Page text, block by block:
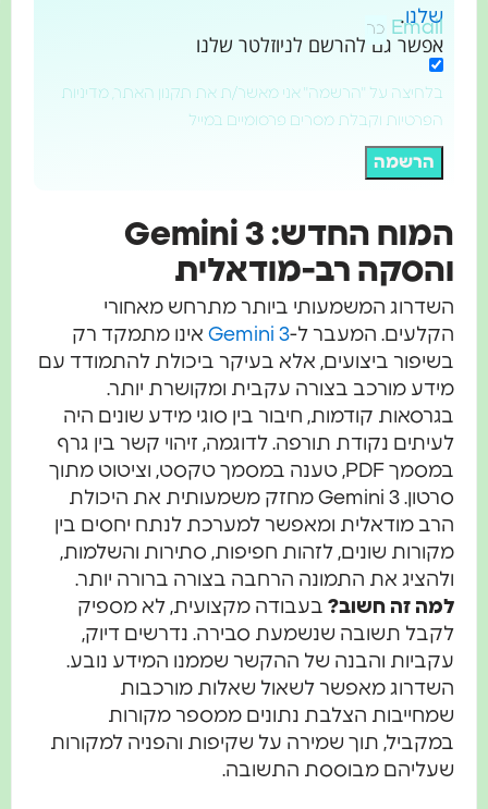
.
אפשר גם להרשם לניוזלטר שלנו
Email
בלחיצה על "הרשמה" אני מאשר/ת את תקנון האתר, מדיניות
הפרטיות וקבלת מסרים פרסומיים במייל
הרשמה
המוח החדש: Gemini 3
רב-מודאלית
המשמעותי ביותר מתרחש מאחורי
המעבר ל-Gemini 3אינו מתמקד רק
ביצועים, אלא בעיקר ביכולת להתמודד עם
מורכב בצורה עקבית ומקושרת יותר.
קודמות, חיבור בין סוגי מידע שונים היה
נקודת תורפה. לדוגמה, זיהוי קשר בין גרף
במסמך PDF, טענה במסמך טקסט, וציטוט מתוך
סרטון. Gemini 3 מחזק משמעותית את היכולת
מודאלית ומאפשר למערכת לנתח יחסים בין
שונים, לזהות חפיפות, סתירות והשלמות,
את התמונה הרחבה בצורה ברורה יותר.
זה חשוב?בעבודה מקצועית, לא מספיק
תשובה שנשמעת סבירה. נדרשים דיוק,
והבנה של ההקשר שממנו המידע נובע.
מאפשר לשאול שאלות מורכבות
הצלבת נתונים ממספר מקורות
תוך שמירה על שקיפות והפניה למקורות
מבוססת התשובה.